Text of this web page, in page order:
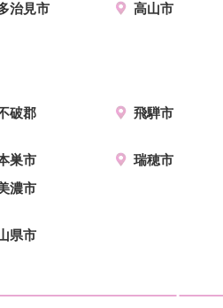
治見市 高山市
破郡 飛騨市
巣市 瑞穂市
濃市
県市